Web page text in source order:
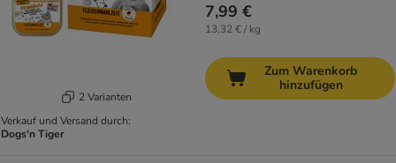
2 Varianten
Verkauf und Versand durch:
Dogs'n Tiger
7,99 €
13,32 € / kg
Zum Warenkorb
hinzufügen